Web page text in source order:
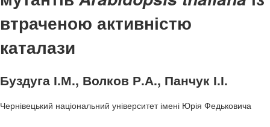
втраченою активністю
каталази
Буздуга І.М., Волков Р.А., Панчук І.І.
Чернівецький національний університет імені Юрія Федьковича